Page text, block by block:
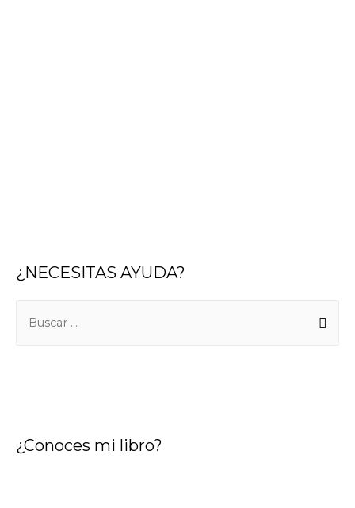
¿NECESITAS AYUDA?
¿Conoces mi libro?